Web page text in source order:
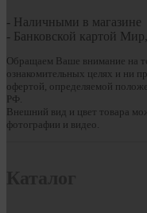
- Наличными в магазине
- Банковской картой
Обращаем Ваше внимание на
ознакомительных целях и ни
офертой, определяемой
РФ.
Внешний вид и цвет товара
фотографии и видео.